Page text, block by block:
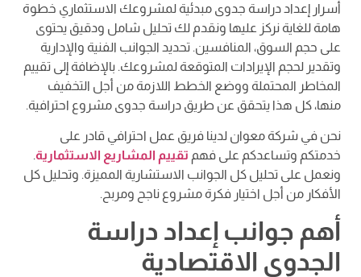
أسرار إعداد دراسة جدوى مبدئية لمشروعك الاستثماري خطوة
هامة للغاية نركز عليها ونقدم لك تحليل شامل ودقيق يحتوى
على حجم السوق، المنافسين. تحديد الجوانب الفنية والإدارية
وتقدير لحجم الإيرادات المتوقعة لمشروعك. بالإضافة إلى تقييم
المخاطر المحتملة ووضع الخطط اللازمة من أجل التخفيف
منها، كل هذا يتحقق عن طريق دراسة جدوى مشروع احترافية.
نحن في شركة معوان لدينا فريق عمل احترافي قادر على
خدمتكم وتساعدكم على فهم تقييم المشاريع الاستثمارية.
ونعمل على تحليل كل الجوانب الاستشارية المميزة. وتحليل كل
الأفكار من أجل اختيار فكرة مشروع ناجح ومربح.
أهم جوانب إعداد دراسة
الجدوى الاقتصادية